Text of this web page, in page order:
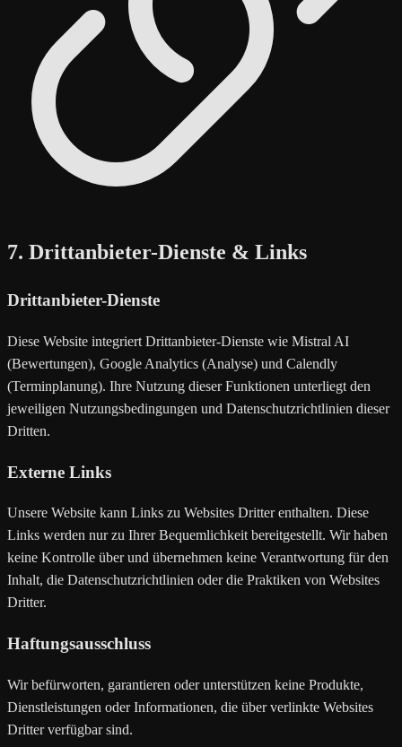
7. Drittanbieter-Dienste & Links
Drittanbieter-Dienste
Diese Website integriert Drittanbieter-Dienste wie Mistral AI
(Bewertungen), Google Analytics (Analyse) und Calendly
(Terminplanung). Ihre Nutzung dieser Funktionen unterliegt den
jeweiligen Nutzungsbedingungen und Datenschutzrichtlinien dieser
Dritten.
Externe Links
Unsere Website kann Links zu Websites Dritter enthalten. Diese
Links werden nur zu Ihrer Bequemlichkeit bereitgestellt. Wir haben
keine Kontrolle über und übernehmen keine Verantwortung für den
Inhalt, die Datenschutzrichtlinien oder die Praktiken von Websites
Dritter.
Haftungsausschluss
Wir befürworten, garantieren oder unterstützen keine Produkte,
Dienstleistungen oder Informationen, die über verlinkte Websites
Dritter verfügbar sind.